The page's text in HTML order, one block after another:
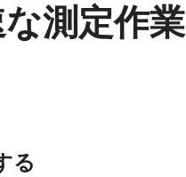
測定作業
る